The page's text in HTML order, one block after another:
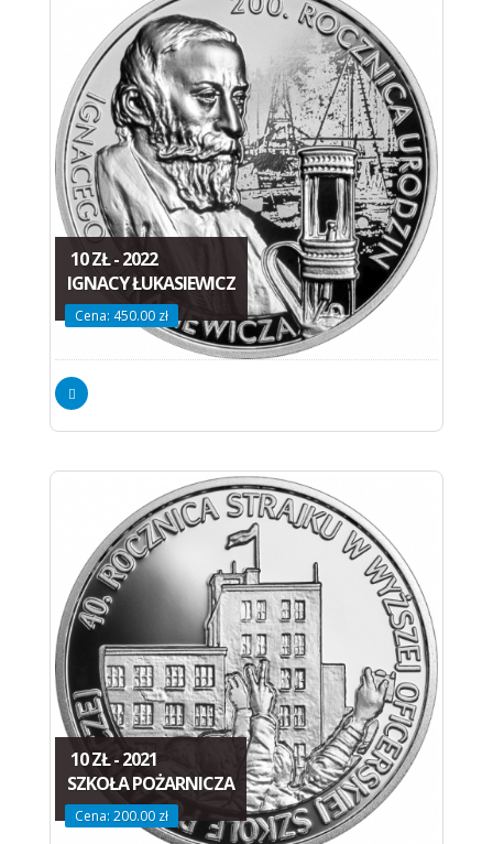
10 ZŁ - 2022
IGNACY ŁUKASIEWICZ
Cena: 450.00 zł
10 ZŁ - 2021
SZKOŁA POŻARNICZA
Cena: 200.00 zł